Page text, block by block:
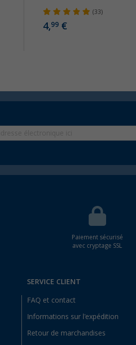
(33)
4,99 €
Paiement sécurisé
avec cryptage SSL
SERVICE CLIENT
FAQ et contact
Informations sur l'expédition
Retour de marchandises